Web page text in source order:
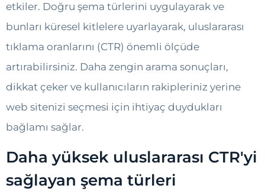
etkiler. Doğru şema türlerini uygulayarak ve
bunları küresel kitlelere uyarlayarak, uluslararası
tıklama oranlarını (CTR) önemli ölçüde
artırabilirsiniz. Daha zengin arama sonuçları,
dikkat çeker ve kullanıcıların rakipleriniz yerine
web sitenizi seçmesi için ihtiyaç duydukları
bağlamı sağlar.
Daha yüksek uluslararası CTR'yi
sağlayan şema türleri